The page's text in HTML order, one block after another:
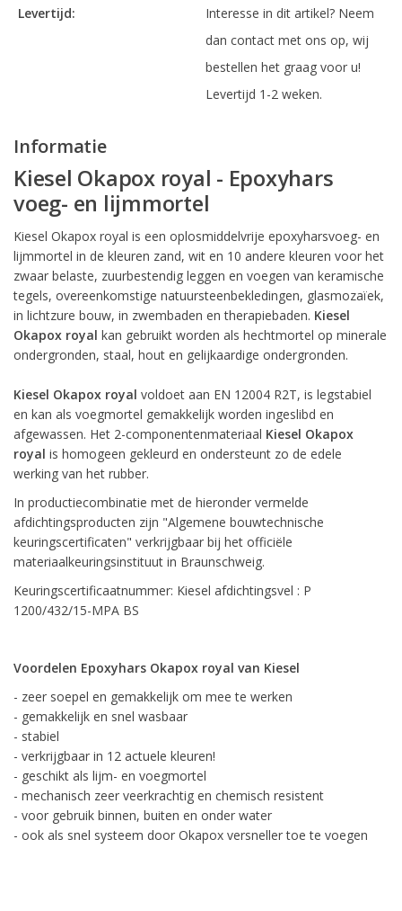
Levertijd:
Interesse in dit artikel? Neem
dan contact met ons op, wij
bestellen het graag voor u!
Levertijd 1-2 weken.
Informatie
Kiesel Okapox royal - Epoxyhars
voeg- en lijmmortel
Kiesel Okapox royal is een oplosmiddelvrije epoxyharsvoeg- en
lijmmortel in de kleuren zand, wit en 10 andere kleuren voor het
zwaar belaste, zuurbestendig leggen en voegen van keramische
tegels, overeenkomstige natuursteenbekledingen, glasmozaïek,
in lichtzure bouw, in zwembaden en therapiebaden. Kiesel
Okapox royal kan gebruikt worden als hechtmortel op minerale
ondergronden, staal, hout en gelijkaardige ondergronden.
Kiesel Okapox royal voldoet aan EN 12004 R2T, is legstabiel
en kan als voegmortel gemakkelijk worden ingeslibd en
afgewassen. Het 2-componentenmateriaal Kiesel Okapox
royal is homogeen gekleurd en ondersteunt zo de edele
werking van het rubber.
In productiecombinatie met de hieronder vermelde
afdichtingsproducten zijn "Algemene bouwtechnische
keuringscertificaten" verkrijgbaar bij het officiële
materiaalkeuringsinstituut in Braunschweig.
Keuringscertificaatnummer: Kiesel afdichtingsvel : P
1200/432/15-MPA BS
Voordelen Epoxyhars Okapox royal van Kiesel
- zeer soepel en gemakkelijk om mee te werken
- gemakkelijk en snel wasbaar
- stabiel
- verkrijgbaar in 12 actuele kleuren!
- geschikt als lijm- en voegmortel
- mechanisch zeer veerkrachtig en chemisch resistent
- voor gebruik binnen, buiten en onder water
- ook als snel systeem door Okapox versneller toe te voegen